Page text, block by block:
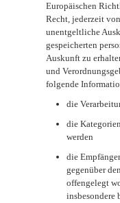
Europäischen
Recht, jederzeit
unentgeltliche
gespeicherten
Auskunft zu
und
folgende
die
die
werden
die
gegenüber
offengelegt
insbesondere